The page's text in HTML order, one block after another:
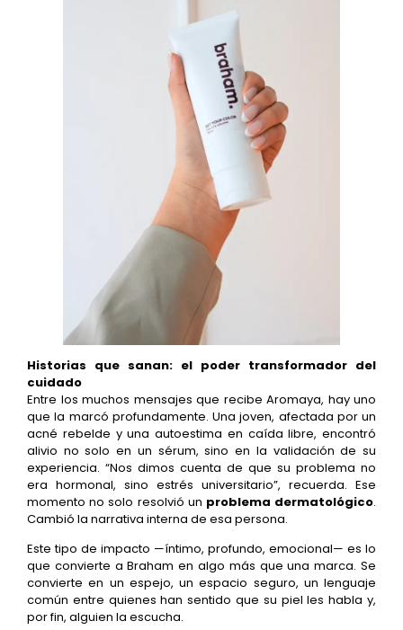
Historias que sanan: el poder transformador del
cuidado
Entre los muchos mensajes que recibe Aromaya, hay uno
que la marcó profundamente. Una joven, afectada por un
acné rebelde y una autoestima en caída libre, encontró
alivio no solo en un sérum, sino en la validación de su
experiencia. “Nos dimos cuenta de que su problema no
era hormonal, sino estrés universitario”, recuerda. Ese
momento no solo resolvió un problema dermatológico.
Cambió la narrativa interna de esa persona.
Este tipo de impacto —íntimo, profundo, emocional— es lo
que convierte a Braham en algo más que una marca. Se
convierte en un espejo, un espacio seguro, un lenguaje
común entre quienes han sentido que su piel les habla y,
por fin, alguien la escucha.